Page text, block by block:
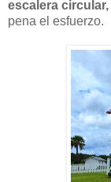
escalera circular,
pena el esfuerzo.